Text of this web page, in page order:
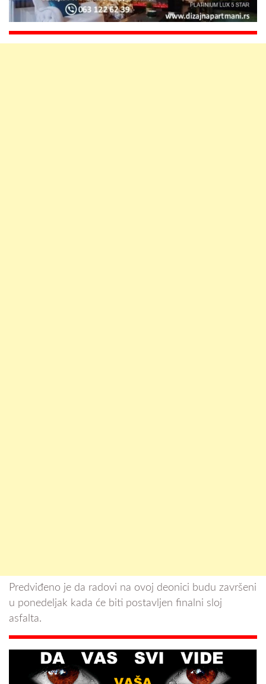
Predviđeno je da radovi na ovoj deonici budu završeni
u ponedeljak kada će biti postavljen finalni sloj
asfalta.